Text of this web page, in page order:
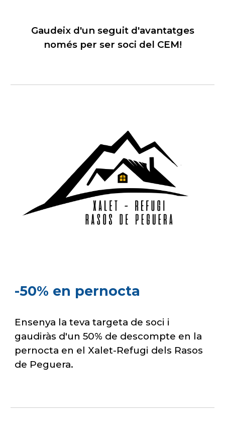
Gaudeix d'un seguit d'avantatges
només per ser soci del CEM!
-50% en pernocta
Ensenya la teva targeta de soci i
gaudiràs d'un 50% de descompte en la
pernocta en el Xalet-Refugi dels Rasos
de Peguera.